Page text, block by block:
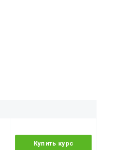
Купить курс